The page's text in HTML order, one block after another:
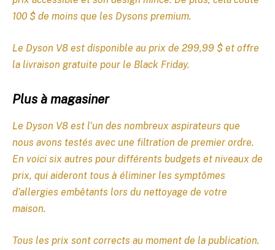
100 $ de moins que les Dysons premium.
Le Dyson V8 est disponible au prix de 299,99 $ et offre
la livraison gratuite pour le Black Friday.
Plus à magasiner
Le Dyson V8 est l’un des nombreux aspirateurs que
nous avons testés avec une filtration de premier ordre.
En voici six autres pour différents budgets et niveaux de
prix, qui aideront tous à éliminer les symptômes
d’allergies embêtants lors du nettoyage de votre
maison.
Tous les prix sont corrects au moment de la publication.